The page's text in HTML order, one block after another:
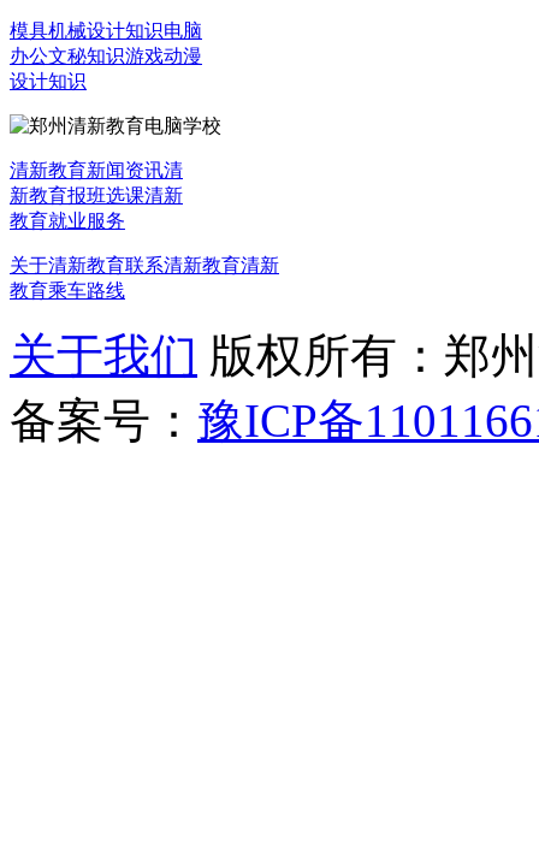
模具机械设计知识电脑
办公文秘知识游戏动漫
设计知识
清新教育新闻资讯清
新教育报班选课清新
教育就业服务
关于清新教育联系清新教育清新
教育乘车路线
关于我们 版权所有：郑
备案号： 豫ICP备